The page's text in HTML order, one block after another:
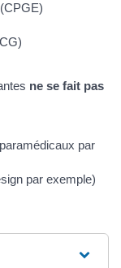
ne se fait pas
par
par exemple)